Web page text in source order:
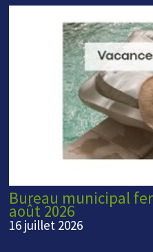
Bureau municipal
août 2026
16 juillet 2026